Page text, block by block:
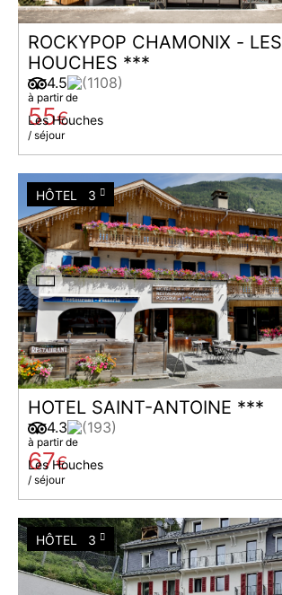
ROCKYPOP CHAMONIX - LES
HOUCHES ***
Les Houches
4.5 (1108)
à partir de
55€
/ séjour
HÔTEL 3
HOTEL SAINT-ANTOINE ***
Les Houches
4.3 (193)
à partir de
67€
/ séjour
HÔTEL 3